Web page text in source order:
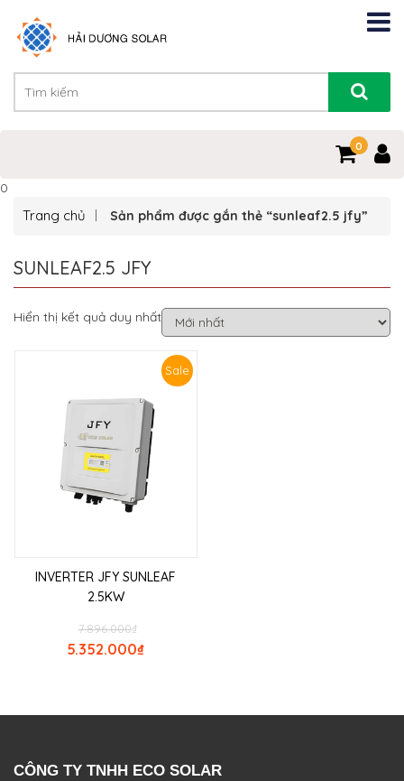
0
0
Trang chủ Sản phẩm được gắn thẻ “sunleaf2.5 jfy”
SUNLEAF2.5 JFY
Hiển thị kết quả duy nhất
Sale
INVERTER JFY SUNLEAF
2.5KW
₫
7.896.000
₫
5.352.000
CÔNG TY TNHH ECO SOLAR